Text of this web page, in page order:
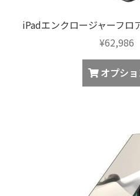
iPadエンクロージャーフ
¥62,986
オプシ